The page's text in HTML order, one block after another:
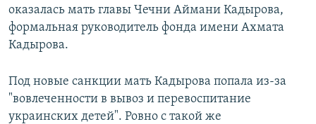
оказалась мать главы Чечни Аймани Кадырова,
формальная руководитель фонда имени Ахмата
Кадырова.
Под новые санкции мать Кадырова попала из-за
"вовлеченности в вывоз и перевоспитание
украинских детей". Ровно с такой же